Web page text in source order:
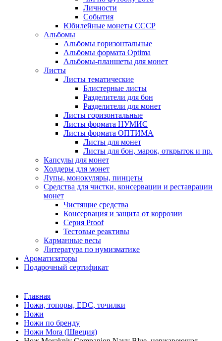
Личности
События
Юбилейные монеты СССР
Альбомы
Альбомы горизонтальные
Альбомы формата Optima
Альбомы-планшеты для монет
Листы
Листы тематические
Блистерные листы
Разделители для бон
Разделители для монет
Листы горизонтальные
Листы формата НУМИС
Листы формата ОПТИМА
Листы для монет
Листы для бон, марок, открыток и пр.
Капсулы для монет
Холдеры для монет
Лупы, монокуляры, пинцеты
Средства для чистки, консервации и реставрации
монет
Чистящие средства
Консервация и защита от коррозии
Серия Proof
Тестовые реактивы
Карманные весы
Литература по нумизматике
Ароматизаторы
Подарочный сертификат
Главная
Ножи, топоры, EDC, точилки
Ножи
Ножи по бренду
Ножи Mora (Швеция)